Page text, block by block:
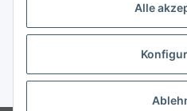
Alle
Vertrag
* Alle Preise inkl. gesetzlicher USt., zzgl.